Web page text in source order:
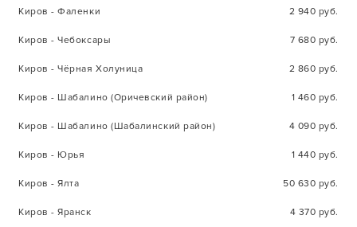
Киров - Фаленки 2 940 руб.
Киров - Чебоксары 7 680 руб.
Киров - Чёрная Холуница 2 860 руб.
Киров - Шабалино (Оричевский район) 1 460 руб.
Киров - Шабалино (Шабалинский район) 4 090 руб.
Киров - Юрья 1 440 руб.
Киров - Ялта 50 630 руб.
Киров - Яранск 4 370 руб.